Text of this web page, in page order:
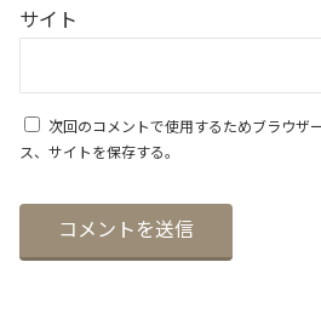
サイト
次回のコメントで使用するためブラウザ
ス、サイトを保存する。